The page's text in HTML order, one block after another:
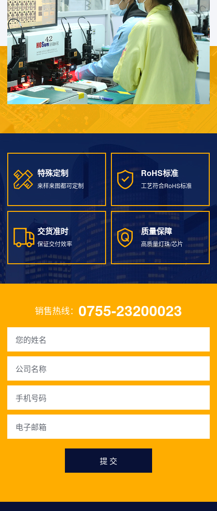
特殊定制
来样来图都可定制
特殊定制
RoHS标准
工艺符合RoHS标准
RoHS标准
交货准时
保证交付效率
交货准时
质量保障
高质量灯珠/芯片
质量保障
销售热线： 0755-23200023
提 交